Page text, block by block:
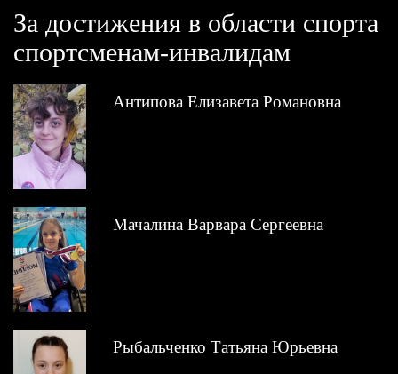
За достижения в области спорта
спортсменам-инвалидам
Антипова Елизавета Романовна
Мачалина Варвара Сергеевна
Рыбальченко Татьяна Юрьевна